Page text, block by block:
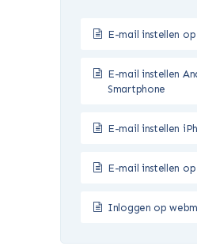
E-mail instellen
E-mail instellen
Smartphone
E-mail instellen
E-mail instellen
Inloggen op